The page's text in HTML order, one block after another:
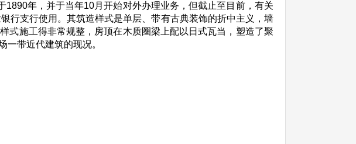
年，并于当年10月开始对外办理业务，但截止至目前，有关
行支行使用。其筑造样式是单层、带有古典装饰的折中主义，墙
式施工得非常规整，房顶在木质圈梁上配以日式瓦当，塑造了聚
一带近代建筑的现况。